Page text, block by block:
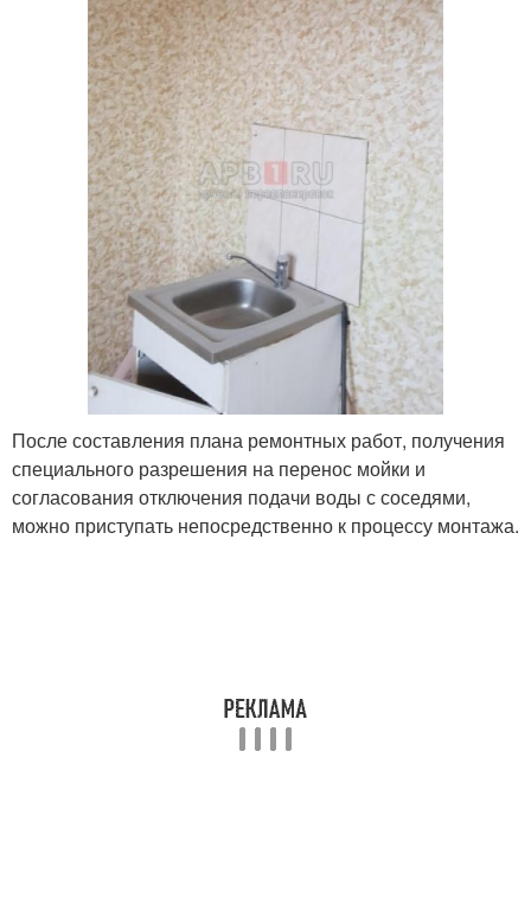
После составления плана ремонтных работ, получения
специального разрешения на перенос мойки и
согласования отключения подачи воды с соседями,
можно приступать непосредственно к процессу монтажа.